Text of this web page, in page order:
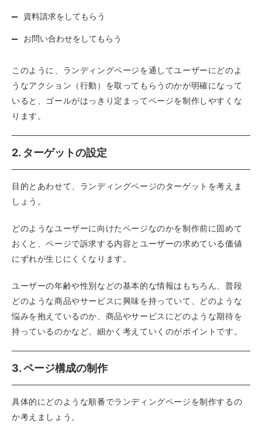
資料請求をしてもらう
お問い合わせをしてもらう
このように、ランディングページを通してユーザーにどのよ
うなアクション（行動）を取ってもらうのかが明確になって
いると、ゴールがはっきり定まってページを制作しやすくな
ります。
2. ターゲットの設定
目的とあわせて、ランディングページのターゲットを考えま
しょう。
どのようなユーザーに向けたページなのかを制作前に固めて
おくと、ページで訴求する内容とユーザーの求めている価値
にずれが生じにくくなります。
ユーザーの年齢や性別などの基本的な情報はもちろん、普段
どのような商品やサービスに興味を持っていて、どのような
悩みを抱えているのか、商品やサービスにどのような期待を
持っているのかなど、細かく考えていくのがポイントです。
3. ページ構成の制作
具体的にどのような順番でランディングページを制作するの
か考えましょう。